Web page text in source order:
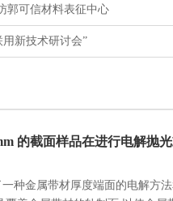
郭可信材料表征中心
新技术研讨会”
的截面样品在进行电解抛
种金属带材厚度端面的电解方